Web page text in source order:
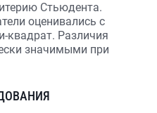
Стьюдента.
оценивались с
квадрат. Различия
значимыми при